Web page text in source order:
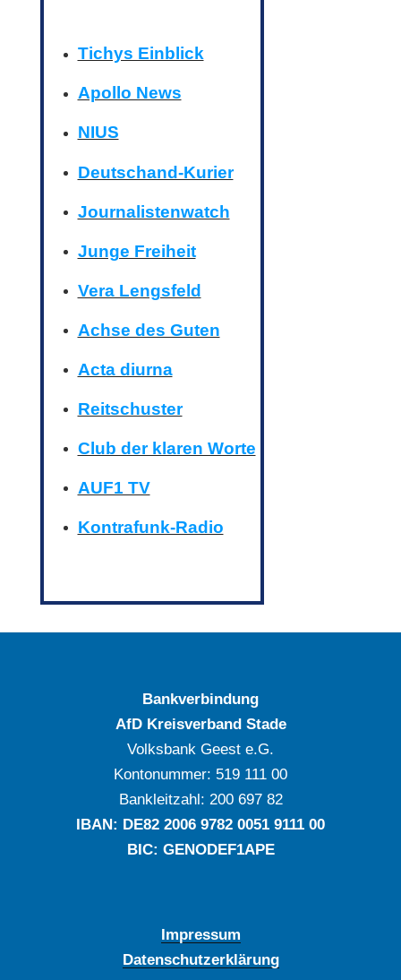
Tichys Einblick
Apollo News
NIUS
Deutschand-Kurier
Journalistenwatch
Junge Freiheit
Vera Lengsfeld
Achse des Guten
Acta diurna
Reitschuster
Club der klaren Worte
AUF1 TV
Kontrafunk-Radio
Bankverbindung
AfD Kreisverband Stade
Volksbank Geest e.G.
Kontonummer: ‍519 111 00
Bankleitzahl: ‍200 697 82
IBAN: DE‍82 ‍2006 ‍9782 ‍0051 ‍9111 ‍00
BIC: GENODEF1APE
Impressum
Datenschutzerklärung